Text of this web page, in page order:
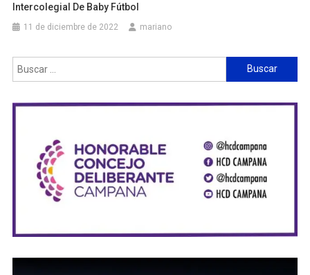
Intercolegial De Baby Fútbol
11 de diciembre de 2022 mariano
Buscar: